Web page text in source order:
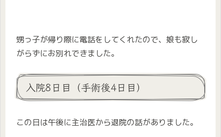
甥っ子が帰り際に電話をしてくれたので、娘も寂し
がらずにお別れできました。
入院8日目（手術後4日目）
この日は午後に主治医から退院の話がありました。